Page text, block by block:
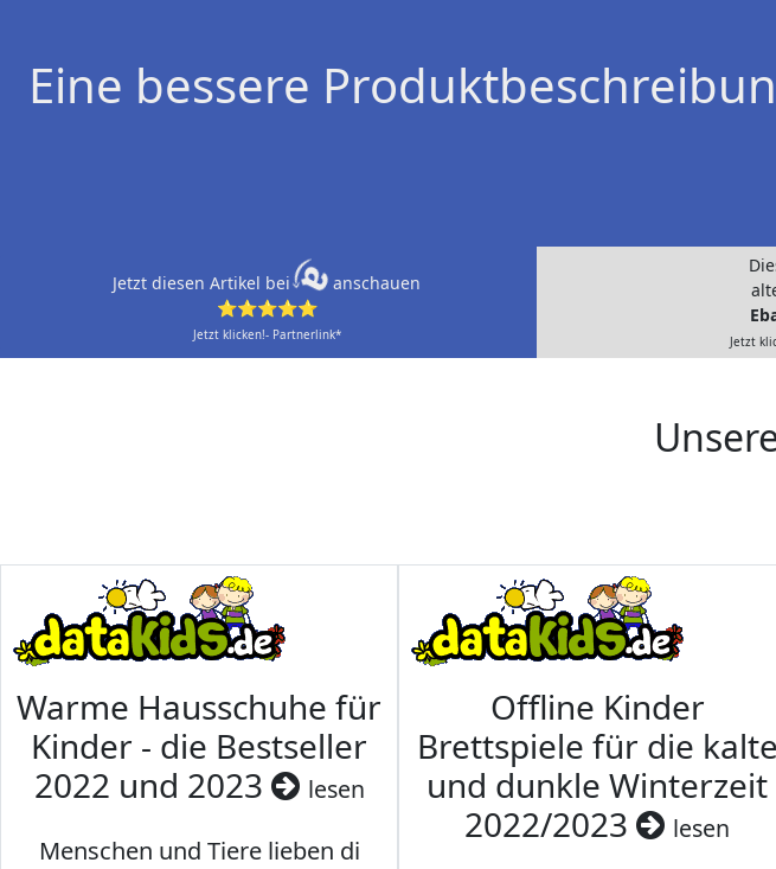
Eine bessere
Jetzt diesen Artikel bei
anschauen
⭐⭐⭐⭐⭐
Jetzt klicken!- Partnerlink* Jetzt
Warme Hausschuhe für
Kinder - die Bestseller
2022 und 2023
lesen
Menschen und Tiere lieben di
Offline Kinder
Brettspiele für die kalte
und dunkle Winterzeit
2022/2023
lesen